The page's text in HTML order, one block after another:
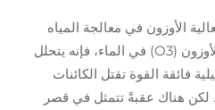
الأوزون في معالجة المياه
بشكلٍ ملحوظ. وعندما يذوب الأوزون (O3) في الماء، فإنه يتحلل
فائقة القوة تقتل الكائنات
لكن هناك عقبةً تتمثل في قصر